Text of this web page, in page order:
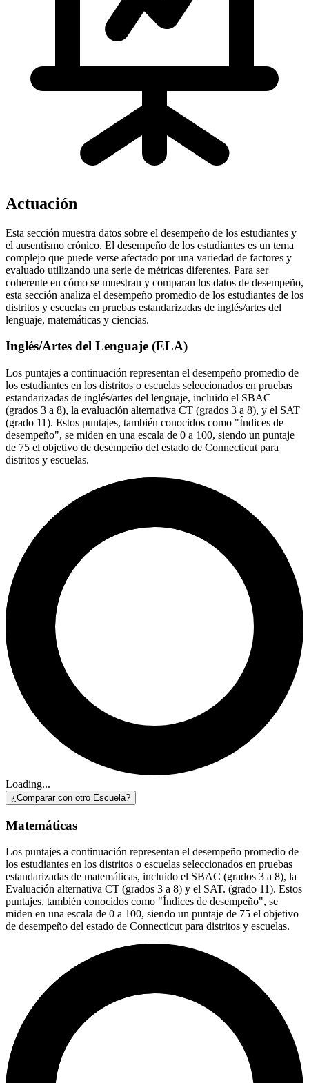
Actuación
Esta sección muestra datos sobre el desempeño de los estudiantes y
el ausentismo crónico. El desempeño de los estudiantes es un tema
complejo que puede verse afectado por una variedad de factores y
evaluado utilizando una serie de métricas diferentes. Para ser
coherente en cómo se muestran y comparan los datos de desempeño,
esta sección analiza el desempeño promedio de los estudiantes de los
distritos y escuelas en pruebas estandarizadas de inglés/artes del
lenguaje, matemáticas y ciencias.
Inglés/Artes del Lenguaje (ELA)
Los puntajes a continuación representan el desempeño promedio de
los estudiantes en los distritos o escuelas seleccionados en pruebas
estandarizadas de inglés/artes del lenguaje, incluido el SBAC
(grados 3 a 8), la evaluación alternativa CT (grados 3 a 8), y el SAT
(grado 11). Estos puntajes, también conocidos como "Índices de
desempeño", se miden en una escala de 0 a 100, siendo un puntaje
de 75 el objetivo de desempeño del estado de Connecticut para
distritos y escuelas.
Loading...
¿Comparar con otro Escuela?
Matemáticas
Los puntajes a continuación representan el desempeño promedio de
los estudiantes en los distritos o escuelas seleccionados en pruebas
estandarizadas de matemáticas, incluido el SBAC (grados 3 a 8), la
Evaluación alternativa CT (grados 3 a 8) y el SAT. (grado 11). Estos
puntajes, también conocidos como "Índices de desempeño", se
miden en una escala de 0 a 100, siendo un puntaje de 75 el objetivo
de desempeño del estado de Connecticut para distritos y escuelas.